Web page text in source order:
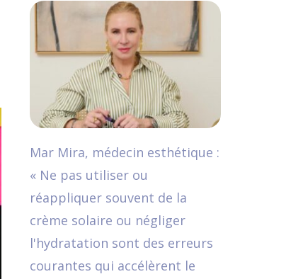
Mar Mira, médecin esthétique :
« Ne pas utiliser ou
réappliquer souvent de la
crème solaire ou négliger
l'hydratation sont des erreurs
courantes qui accélèrent le